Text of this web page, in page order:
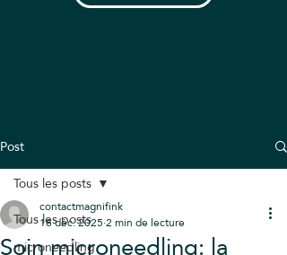
Post
Tous les posts
microneedling
Tous les posts
contactmagnifink
18 déc. 20252 min de lecture